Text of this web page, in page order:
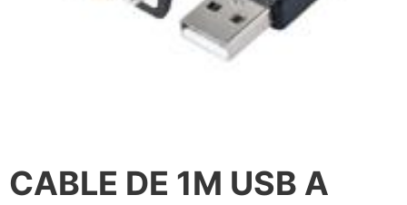
CABLE DE 1M USB A